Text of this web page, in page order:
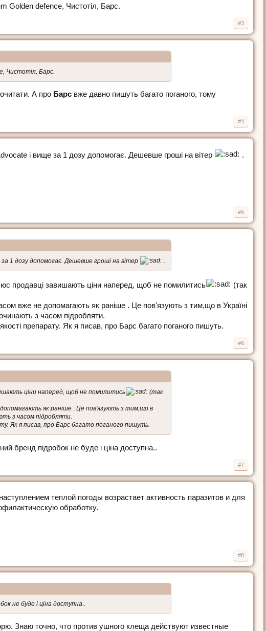
Golden defence, Чистотіл, Барс.
#3
Чистотіл, Барс.
А про Барс вже давно пишуть багато поганого, тому
#4
і вище за 1 дозу допомогає. Дешевше гроші на вітер .
#5
1 дозу допомогає. Дешевше гроші на вітер .
продавці завишають ціни наперед, щоб не помилитись
(так
вже не допомагають як раніше . Це пов'язують з тим,що в Україні
з часом підробляти.
препарату. Як я писав, про Барс багато поганого пишуть.
#6
ціни наперед, щоб не помилитись
(так
як раніше . Це пов'язують з тим,що в
з часом підробляти.
Як я писав, про Барс багато поганого пишуть.
бренд підробок не буде і ціна доступна..
#7
теплой погоды возрастает активность паразитов и для
обработку.
#8
не буде і ціна доступна..
Знаю точно, что против ушного клеща действуют известные